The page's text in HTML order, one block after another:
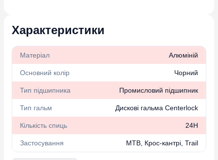
Характеристики
Матеріал Алюміній
Основний колір Чорний
Тип підшипника Промисловий підшипник
Тип гальм Дискові гальма Centerlock
Кількість спиць 24H
Застосування MTB, Крос-кантрі, Trail